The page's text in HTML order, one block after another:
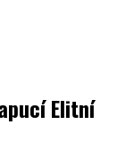
Elitní